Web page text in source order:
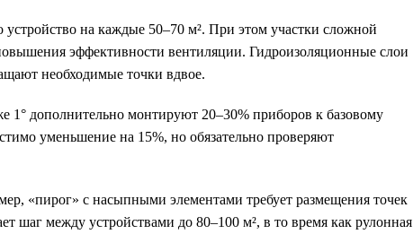
устройство на каждые 50–70 м². При этом участки сложной
эффективности вентиляции. Гидроизоляционные слои
необходимые точки вдвое.
1° дополнительно монтируют 20–30% приборов к базовому
уменьшение на 15%, но обязательно проверяют
«пирог» с насыпными элементами требует размещения точек
шаг между устройствами до 80–100 м², в то время как рулонная